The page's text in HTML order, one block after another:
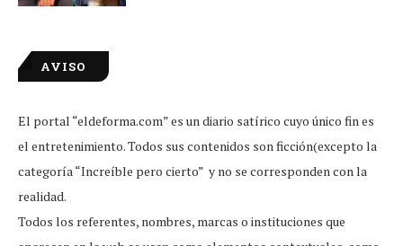
AVISO
El portal “eldeforma.com” es un diario satírico cuyo único fin es
el entretenimiento. Todos sus contenidos son ficción(excepto la
categoría “Increíble pero cierto” y no se corresponden con la
realidad.
Todos los referentes, nombres, marcas o instituciones que